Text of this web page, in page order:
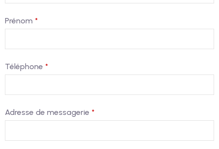
Business
Prénom *
Téléphone *
Adresse de messagerie *